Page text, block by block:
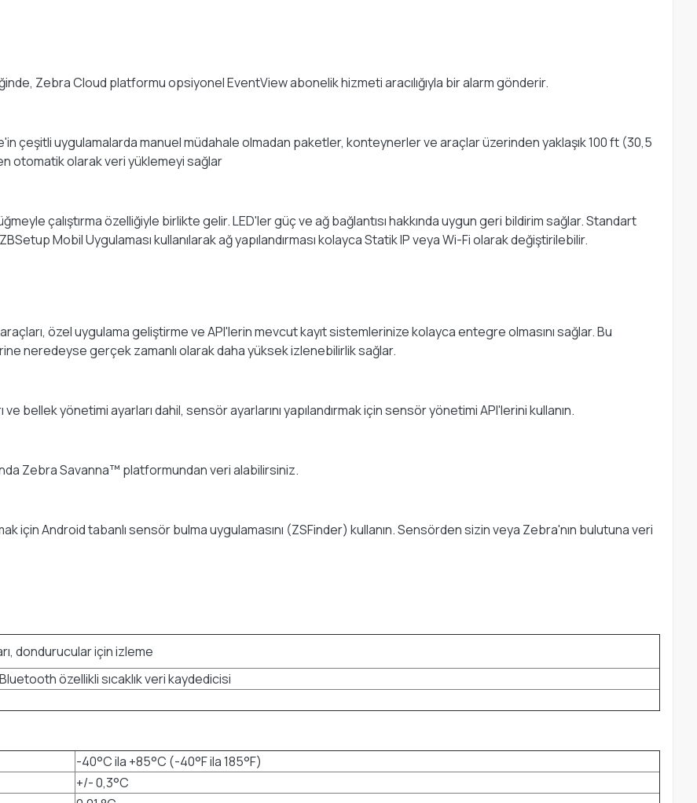
Zebra Cloud platformu opsiyonel EventView abonelik hizmeti aracılığıyla bir alarm gönderir.
çeşitli uygulamalarda manuel müdahale olmadan paketler, konteynerler ve araçlar üzerinden yaklaşık 100 ft (30,5
otomatik olarak veri yüklemeyi sağlar
çalıştırma özelliğiyle birlikte gelir. LED'ler güç ve ağ bağlantısı hakkında uygun geri bildirim sağlar. Standart
Mobil Uygulaması kullanılarak ağ yapılandırması kolayca Statik IP veya Wi-Fi olarak değiştirilebilir.
özel uygulama geliştirme ve API'lerin mevcut kayıt sistemlerinize kolayca entegre olmasını sağlar. Bu
neredeyse gerçek zamanlı olarak daha yüksek izlenebilirlik sağlar.
ve bellek yönetimi ayarları dahil, sensör ayarlarını yapılandırmak için sensör yönetimi API'lerini kullanın.
Zebra Savanna™ platformundan veri alabilirsiniz.
için Android tabanlı sensör bulma uygulamasını (ZSFinder) kullanın. Sensörden sizin veya Zebra'nın bulutuna veri
dondurucular için izleme
özellikli sıcaklık veri kaydedicisi
-40°C ila +85°C (-40°F ila 185°F)
+/- 0,3°C